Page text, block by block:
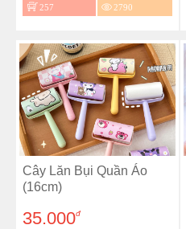
257 2790
Cây Lăn Bụi Quần Áo
(16cm)
35.000đ